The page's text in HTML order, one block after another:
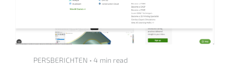
PERSBERICHTEN • 4 min read